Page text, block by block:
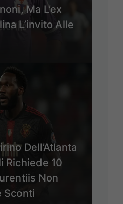
Ma L’ex
L’invito Alle
Dell’Atlanta
Richiede 10
Non
Sconti